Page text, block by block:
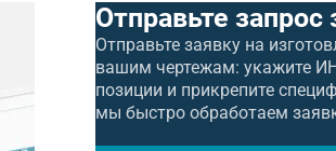
Отправьте запрос
Отправьте заявку на
вашим чертежам: укажите
позиции и прикрепите
мы быстро обработаем